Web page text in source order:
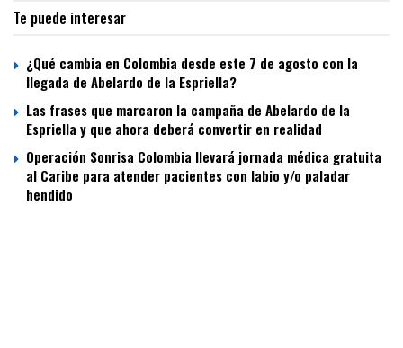
Te puede interesar
¿Qué cambia en Colombia desde este 7 de agosto con la
llegada de Abelardo de la Espriella?
Las frases que marcaron la campaña de Abelardo de la
Espriella y que ahora deberá convertir en realidad
Operación Sonrisa Colombia llevará jornada médica gratuita
al Caribe para atender pacientes con labio y/o paladar
hendido